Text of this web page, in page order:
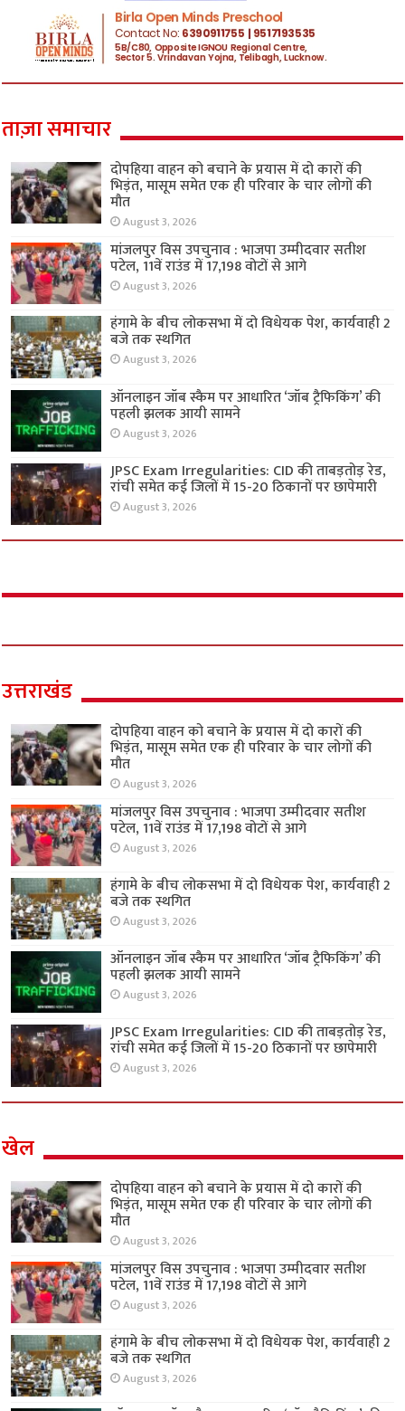
ताज़ा समाचार
दोपहिया वाहन को बचाने के प्रयास में दो कारों की
भिड़ंत, मासूम समेत एक ही परिवार के चार लोगों की
मौत
August 3, 2026
मांजलपुर विस उपचुनाव : भाजपा उम्मीदवार सतीश
पटेल, 11वें राउंड में 17,198 वोटों से आगे
August 3, 2026
हंगामे के बीच लोकसभा में दो विधेयक पेश, कार्यवाही 2
बजे तक स्थगित
August 3, 2026
ऑनलाइन जॉब स्कैम पर आधारित ‘जॉब ट्रैफिकिंग’ की
पहली झलक आयी सामने
August 3, 2026
JPSC Exam Irregularities: CID की ताबड़तोड़ रेड,
रांची समेत कई जिलों में 15-20 ठिकानों पर छापेमारी
August 3, 2026
उत्तराखंड
दोपहिया वाहन को बचाने के प्रयास में दो कारों की
भिड़ंत, मासूम समेत एक ही परिवार के चार लोगों की
मौत
August 3, 2026
मांजलपुर विस उपचुनाव : भाजपा उम्मीदवार सतीश
पटेल, 11वें राउंड में 17,198 वोटों से आगे
August 3, 2026
हंगामे के बीच लोकसभा में दो विधेयक पेश, कार्यवाही 2
बजे तक स्थगित
August 3, 2026
ऑनलाइन जॉब स्कैम पर आधारित ‘जॉब ट्रैफिकिंग’ की
पहली झलक आयी सामने
August 3, 2026
JPSC Exam Irregularities: CID की ताबड़तोड़ रेड,
रांची समेत कई जिलों में 15-20 ठिकानों पर छापेमारी
August 3, 2026
खेल
दोपहिया वाहन को बचाने के प्रयास में दो कारों की
भिड़ंत, मासूम समेत एक ही परिवार के चार लोगों की
मौत
August 3, 2026
मांजलपुर विस उपचुनाव : भाजपा उम्मीदवार सतीश
पटेल, 11वें राउंड में 17,198 वोटों से आगे
August 3, 2026
हंगामे के बीच लोकसभा में दो विधेयक पेश, कार्यवाही 2
बजे तक स्थगित
August 3, 2026